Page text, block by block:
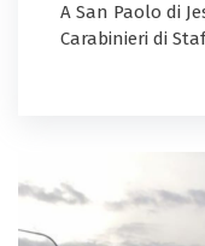
A San Paolo di
Carabinieri di